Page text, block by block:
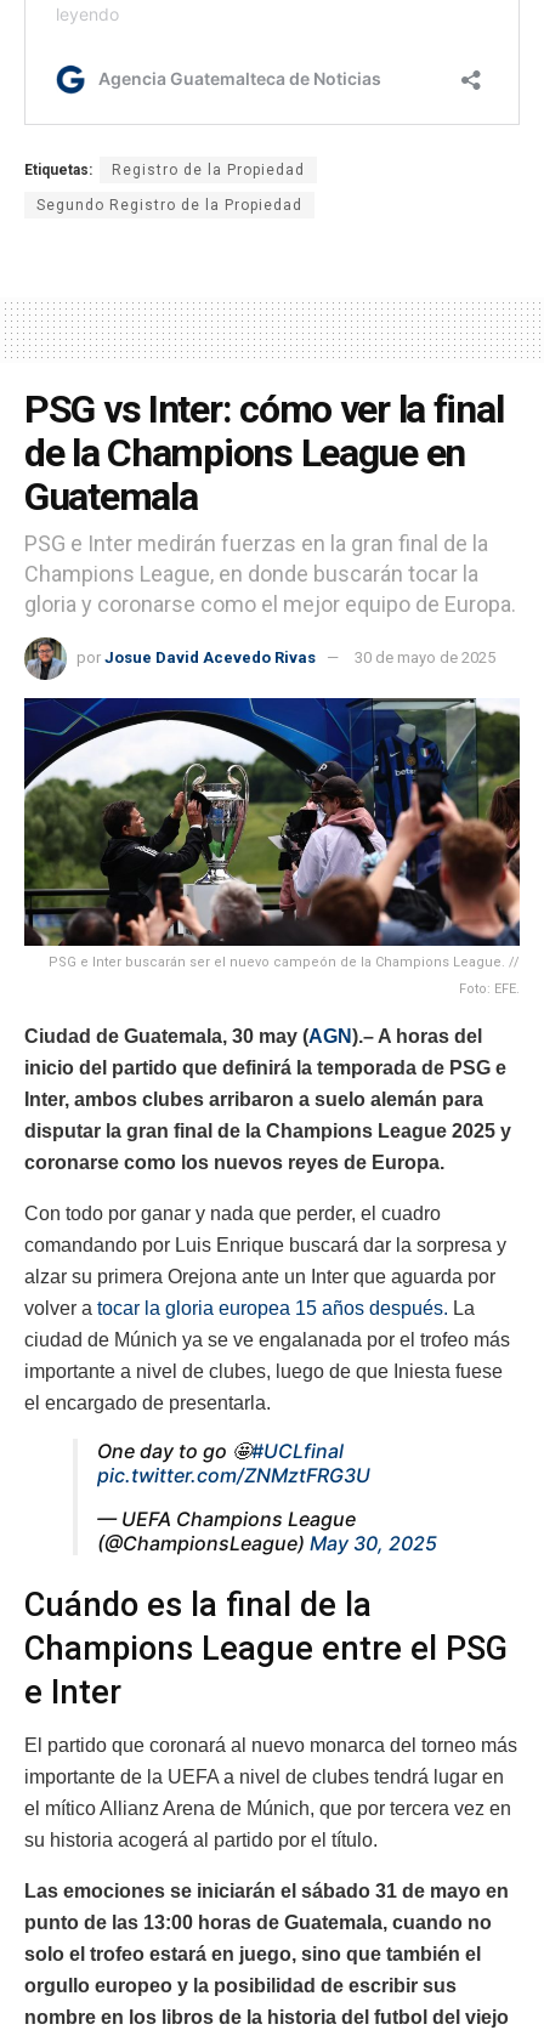
Etiquetas: Registro de la Propiedad
Segundo Registro de la Propiedad
PSG vs Inter: cómo ver la final
de la Champions League en
Guatemala
PSG e Inter medirán fuerzas en la gran final de la
Champions League, en donde buscarán tocar la
gloria y coronarse como el mejor equipo de Europa.
por Josue David Acevedo Rivas 30 de mayo de 2025
PSG e Inter buscarán ser el nuevo campeón de la Champions League. //
Foto: EFE.
Ciudad de Guatemala, 30 may (AGN).– A horas del
inicio del partido que definirá la temporada de PSG e
Inter, ambos clubes arribaron a suelo alemán para
disputar la gran final de la Champions League 2025 y
coronarse como los nuevos reyes de Europa.
Con todo por ganar y nada que perder, el cuadro
comandando por Luis Enrique buscará dar la sorpresa y
alzar su primera Orejona ante un Inter que aguarda por
volver a tocar la gloria europea 15 años después. La
ciudad de Múnich ya se ve engalanada por el trofeo más
importante a nivel de clubes, luego de que Iniesta fuese
el encargado de presentarla.
One day to go 🤩#UCLfinal
pic.twitter.com/ZNMztFRG3U
— UEFA Champions League
(@ChampionsLeague) May 30, 2025
Cuándo es la final de la
Champions League entre el PSG
e Inter
El partido que coronará al nuevo monarca del torneo más
importante de la UEFA a nivel de clubes tendrá lugar en
el mítico Allianz Arena de Múnich, que por tercera vez en
su historia acogerá al partido por el título.
Las emociones se iniciarán el sábado 31 de mayo en
punto de las 13:00 horas de Guatemala, cuando no
solo el trofeo estará en juego, sino que también el
orgullo europeo y la posibilidad de escribir sus
nombre en los libros de la historia del futbol del viejo